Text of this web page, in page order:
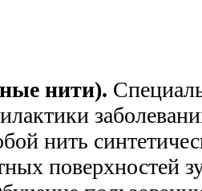
нити).
нить
поверхностей